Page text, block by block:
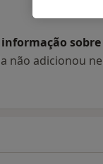
informação
não adicionou